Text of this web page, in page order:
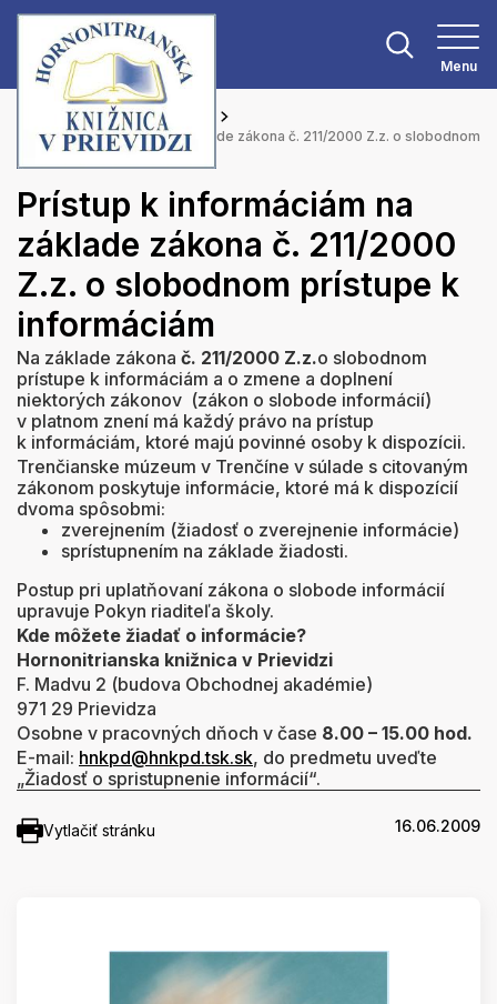
Menu
Hlavná stránka
O knižnici
Prístup k informáciám na základe zákona č. 211/2000 Z.z. o slobodnom
prístupe k informáciám
Prístup k informáciám na
základe zákona č. 211/2000
Z.z. o slobodnom prístupe k
informáciám
Na základe zákona č. 211/2000 Z.z.o slobodnom
prístupe k informáciám a o zmene a doplnení
niektorých zákonov (zákon o slobode informácií)
v platnom znení má každý právo na prístup
k informáciám, ktoré majú povinné osoby k dispozícii.
Trenčianske múzeum v Trenčíne v súlade s citovaným
zákonom poskytuje informácie, ktoré má k dispozícií
dvoma spôsobmi:
zverejnením (žiadosť o zverejnenie informácie)
sprístupnením na základe žiadosti.
Postup pri uplatňovaní zákona o slobode informácií
upravuje Pokyn riaditeľa školy.
Kde môžete žiadať o informácie?
Hornonitrianska knižnica v Prievidzi
F. Madvu 2 (budova Obchodnej akadémie)
971 29 Prievidza
Osobne v pracovných dňoch v čase 8.00 – 15.00 hod.
E-mail: hnkpd@hnkpd.tsk.sk, do predmetu uveďte
„Žiadosť o spristupnenie informácií“.
Vytlačiť stránku 16.06.2009